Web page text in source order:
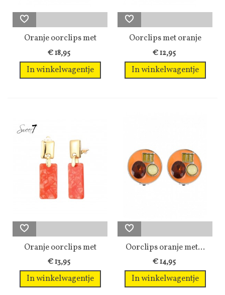
Oranje oorclips met
een...
€ 18,95
In winkelwagentje
Oorclips met oranje
acrylaat...
€ 12,95
In winkelwagentje
Oranje oorclips met
een...
€ 13,95
In winkelwagentje
Oorclips oranje met...
€ 14,95
In winkelwagentje